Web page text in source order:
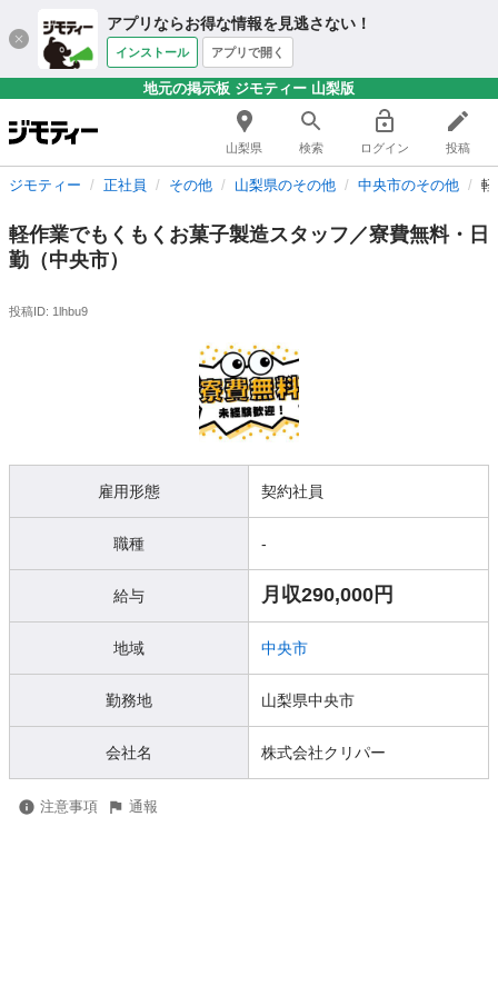
アプリならお得な情報を見逃さない！
インストール アプリで開く
地元の掲示板 ジモティー 山梨版
山梨県 検索 ログイン 投稿
ジモティー 正社員 その他 山梨県のその他 中央市のその他
軽作業でもくもくお菓子製造スタッフ／寮費無料・日
勤（中央市）
投稿ID: 1lhbu9
雇用形態 契約社員
職種 -
給与 月収290,000円
地域 中央市
勤務地 山梨県中央市
会社名 株式会社クリパー
注意事項 通報